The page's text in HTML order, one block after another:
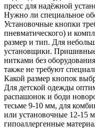
пресс для надёжной
Нужно ли специальное
Установочные кнопки
пневматического) и
размер и тип. Для
установщики.
нитками без
также не требуют
Какой размер кнопок
Для детской одежды
распашонок и боди
тесьме 9-10 мм, для
или установочные 12-15
гипоаллергенные